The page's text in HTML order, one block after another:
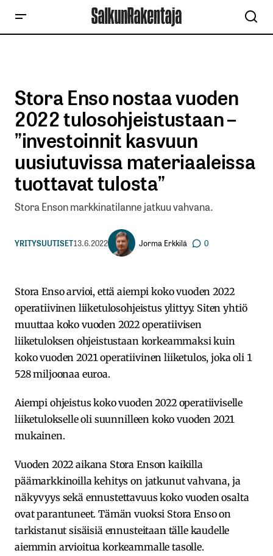
Stora Enso nostaa vuoden
2022 tulosohjeistustaan –
”investoinnit kasvuun
uusiutuvissa materiaaleissa
tuottavat tulosta”
Stora Enson markkinatilanne jatkuu vahvana.
YRITYSUUTISET13.6.2022 Jorma Erkkilä 0
Stora Enso arvioi, että aiempi koko vuoden 2022
operatiivinen liiketulosohjeistus ylittyy. Siten yhtiö
muuttaa koko vuoden 2022 operatiivisen
liiketuloksen ohjeistustaan korkeammaksi kuin
koko vuoden 2021 operatiivinen liiketulos, joka oli 1
528 miljoonaa euroa.
Aiempi ohjeistus koko vuoden 2022 operatiiviselle
liiketulokselle oli suunnilleen koko vuoden 2021
mukainen.
Vuoden 2022 aikana Stora Enson kaikilla
päämarkkinoilla kehitys on jatkunut vahvana, ja
näkyvyys sekä ennustettavuus koko vuoden osalta
ovat parantuneet. Tämän vuoksi Stora Enso on
tarkistanut sisäisiä ennusteitaan tälle kaudelle
aiemmin arvioitua korkeammalle tasolle.